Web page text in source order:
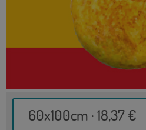
60x100cm · 18,37 €